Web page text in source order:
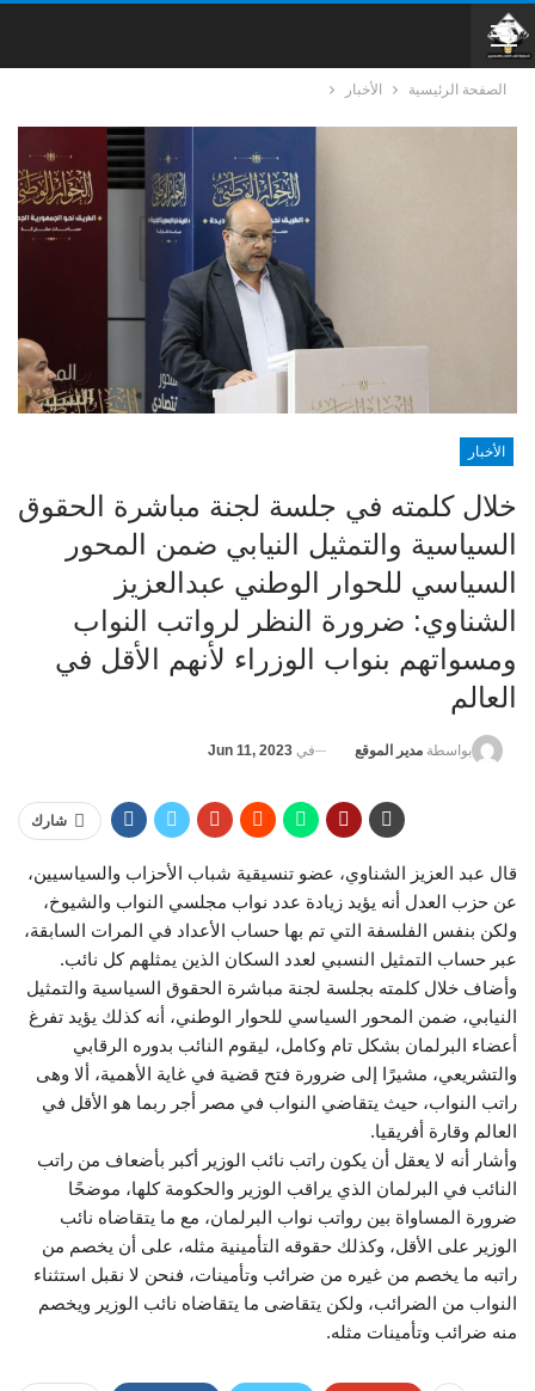
الصفحة الرئيسية الأخبار
الأخبار
خلال كلمته في جلسة لجنة مباشرة الحقوق
السياسية والتمثيل النيابي ضمن المحور
السياسي للحوار الوطني عبدالعزيز
الشناوي: ضرورة النظر لرواتب النواب
ومسواتهم بنواب الوزراء لأنهم الأقل في
العالم
بواسطة مدير الموقع في Jun 11, 2023
شارك
قال عبد العزيز الشناوي، عضو تنسيقية شباب الأحزاب والسياسيين،
عن حزب العدل أنه يؤيد زيادة عدد نواب مجلسي النواب والشيوخ،
ولكن بنفس الفلسفة التي تم بها حساب الأعداد في المرات السابقة،
عبر حساب التمثيل النسبي لعدد السكان الذين يمثلهم كل نائب.
وأضاف خلال كلمته بجلسة لجنة مباشرة الحقوق السياسية والتمثيل
النيابي، ضمن المحور السياسي للحوار الوطني، أنه كذلك يؤيد تفرغ
أعضاء البرلمان بشكل تام وكامل، ليقوم النائب بدوره الرقابي
والتشريعي، مشيرًا إلى ضرورة فتح قضية في غاية الأهمية، ألا وهى
راتب النواب، حيث يتقاضي النواب في مصر أجر ربما هو الأقل في
العالم وقارة أفريقيا.
وأشار أنه لا يعقل أن يكون راتب نائب الوزير أكبر بأضعاف من راتب
النائب في البرلمان الذي يراقب الوزير والحكومة كلها، موضحًا
ضرورة المساواة بين رواتب نواب البرلمان، مع ما يتقاضاه نائب
الوزير على الأقل، وكذلك حقوقه التأمينية مثله، على أن يخصم من
راتبه ما يخصم من غيره من ضرائب وتأمينات، فنحن لا نقبل استثناء
النواب من الضرائب، ولكن يتقاضى ما يتقاضاه نائب الوزير ويخصم
منه ضرائب وتأمينات مثله.